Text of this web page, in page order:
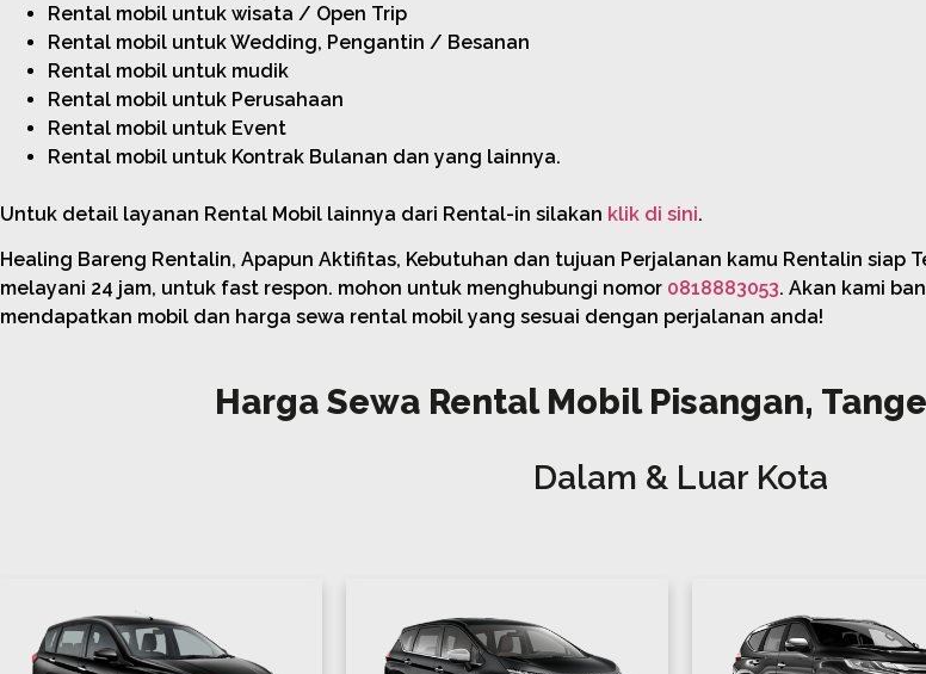
Rental mobil untuk wisata / Open Trip
Rental mobil untuk Wedding, Pengantin / Besanan
Rental mobil untuk mudik
Rental mobil untuk Perusahaan
Rental mobil untuk Event
Rental mobil untuk Kontrak Bulanan dan yang lainnya.
Untuk detail layanan Rental Mobil lainnya dari Rental-in silakan klik di sini.
Healing Bareng Rentalin, Apapun Aktifitas, Kebutuhan dan tujuan Perjalanan kamu Rentalin siap
melayani 24 jam, untuk fast respon. mohon untuk menghubungi nomor 0818883053. Akan kami
mendapatkan mobil dan harga sewa rental mobil yang sesuai dengan perjalanan anda!
Harga Sewa Rental Mobil Pisangan,
Dalam & Luar Kota